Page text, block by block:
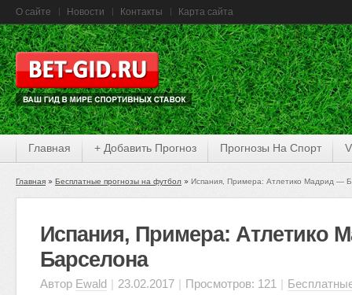
О сайте Новости Контакты Карта сайта
Главная + Добавить Прогноз Прогнозы На Спорт
Главная Бесплатные прогнозы на футбол Испания, Примера: Атлетико Мадрид —
Испания, Примера: Атлетико
Барселона
Автор Ewald | 23.02.2017 | Просмотров: 121 |